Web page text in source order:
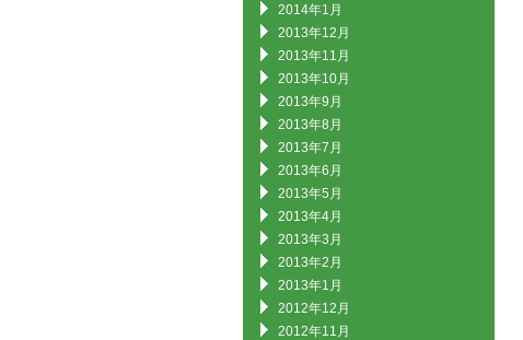
2014年1月
2013年12月
2013年11月
2013年10月
2013年9月
2013年8月
2013年7月
2013年6月
2013年5月
2013年4月
2013年3月
2013年2月
2013年1月
2012年12月
2012年11月